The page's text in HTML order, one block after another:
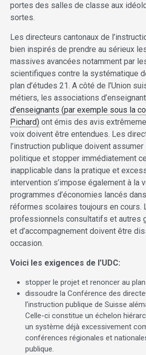
portes des salles de classe aux
sortes.
Les directeurs cantonaux de
bien inspirés de prendre au sérieux
massives avancées notamment par
scientifiques contre la systématique
plan d’études 21. A côté de l’Union
métiers, les associations
d’enseignants (par exemple sous la
Pichard) ont émis des avis
voix doivent être entendues. Les
l’instruction publique doivent
politique et stopper immédiatement
inapplicable dans la pratique et
intervention s’impose également à la
programmes d’économies lancés
réformes scolaires toujours en cours.
professionnels consultatifs et autres
et d’accompagnement doivent être
occasion.
Voici les exigences de l’UDC:
stopper le projet et renoncer au plan
dissoudre la Conférence des
l’instruction publique de Suisse
Celle-ci constitue un échelon
un système déjà excessivement
conférences régionales et
publique.